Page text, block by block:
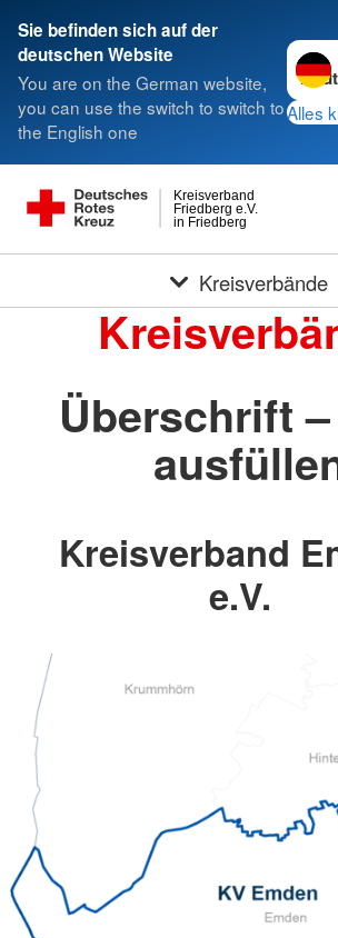
Sie befinden sich auf der
deutschen Website
You are on the German website,
you can use the switch to switch to
the English one
Alles
in Friedberg
Friedberg e.V.
Kreisverband
Kreisverbände
Überschrift
Kreisverband
e.V.